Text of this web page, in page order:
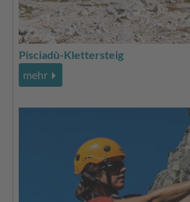
Pisciadù-Klettersteig
mehr